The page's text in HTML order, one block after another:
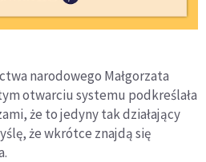
narodowego Małgorzata
otwarciu systemu podkreślała
że to jedyny tak działający
że wkrótce znajdą się